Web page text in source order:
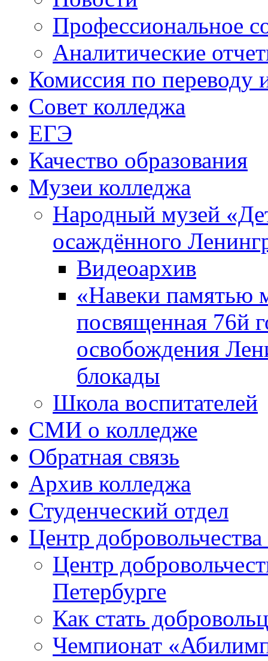
Профессиональное
Аналитические
Комиссия по переводу
Совет колледжа
ЕГЭ
Качество образования
Музеи колледжа
Народный музей
осаждённого
Видеоархив
«Навеки памятью
посвященная 76й
освобождения
блокады
Школа воспитателей
СМИ о колледже
Обратная связь
Архив колледжа
Студенческий отдел
Центр
Центр
Петербурге
Как стать
Чемпионат